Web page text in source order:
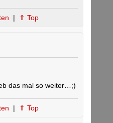
| ⇑ Top
das mal so weiter…;)
| ⇑ Top